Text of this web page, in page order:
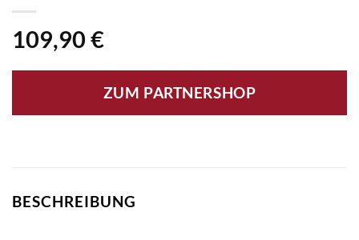
109,90 €
ZUM PARTNERSHOP
BESCHREIBUNG